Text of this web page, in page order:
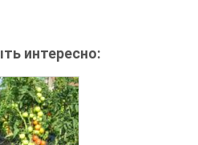
интересно: